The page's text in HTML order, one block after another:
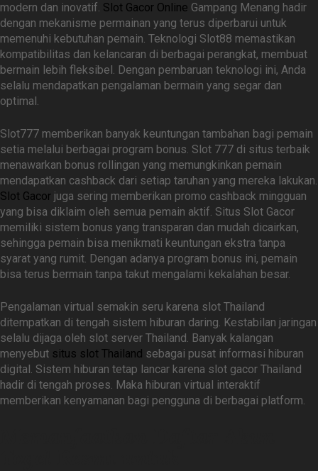
modern dan inovatif. Slot Gacor Online Gampang Menang hadir
dengan mekanisme permainan yang terus diperbarui untuk
memenuhi kebutuhan pemain. Teknologi Slot88 memastikan
kompatibilitas dan kelancaran di berbagai perangkat, membuat
bermain lebih fleksibel. Dengan pembaruan teknologi ini, Anda
selalu mendapatkan pengalaman bermain yang segar dan
optimal.
Slot777 memberikan banyak keuntungan tambahan bagi pemain
setia melalui berbagai program bonus. Slot 777 di situs terbaik
menawarkan bonus rollingan yang memungkinkan pemain
mendapatkan cashback dari setiap taruhan yang mereka lakukan.
Slot Gacor juga sering memberikan promo cashback mingguan
yang bisa diklaim oleh semua pemain aktif. Situs Slot Gacor
memiliki sistem bonus yang transparan dan mudah dicairkan,
sehingga pemain bisa menikmati keuntungan ekstra tanpa
syarat yang rumit. Dengan adanya program bonus ini, pemain
bisa terus bermain tanpa takut mengalami kekalahan besar.
Pengalaman virtual semakin seru karena slot Thailand
ditempatkan di tengah sistem hiburan daring. Kestabilan jaringan
selalu dijaga oleh slot server Thailand. Banyak kalangan
menyebut situs slot Thailand sebagai pusat informasi hiburan
digital. Sistem hiburan tetap lancar karena slot gacor Thailand
hadir di tengah proses. Maka hiburan virtual interaktif
memberikan kenyamanan bagi pengguna di berbagai platform.